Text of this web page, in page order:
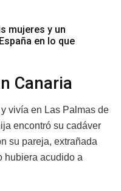
mujeres y un
en lo que
Canaria
vivía en Las Palmas de
encontró su cadáver
su pareja, extrañada
hubiera acudido a